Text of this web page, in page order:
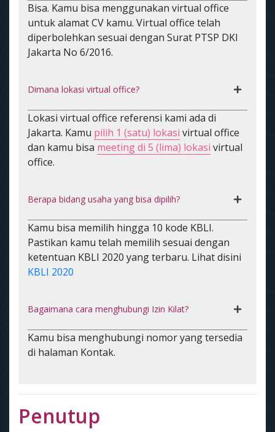
Bisa. Kamu bisa menggunakan virtual office
untuk alamat CV kamu. Virtual office telah
diperbolehkan sesuai dengan Surat PTSP DKI
Jakarta No 6/2016.
Dimana lokasi virtual office?
Lokasi virtual office referensi kami ada di
Jakarta. Kamu pilih 1 (satu) lokasi virtual office
dan kamu bisa meeting di 5 (lima) lokasi virtual
office.
Berapa bidang usaha yang bisa dipilih?
Kamu bisa memilih hingga 10 kode KBLI.
Pastikan kamu telah memilih sesuai dengan
ketentuan KBLI 2020 yang terbaru. Lihat disini
KBLI 2020
Bagaimana cara menghubungi Izin Kilat?
Kamu bisa menghubungi nomor yang tersedia
di halaman Kontak.
Penutup